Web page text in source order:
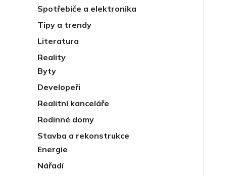
Spotřebiče a elektronika
Tipy a trendy
Literatura
Reality
Byty
Developeři
Realitní kanceláře
Rodinné domy
Stavba a rekonstrukce
Energie
Nářadí